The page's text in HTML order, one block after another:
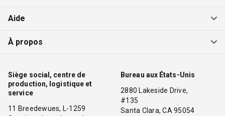
Aide
À propos
Siège social, centre de
production, logistique et
service
11 Breedewues, L-1259
Bureau aux États-Unis
2880 Lakeside Drive,
#135
Santa Clara, CA 95054